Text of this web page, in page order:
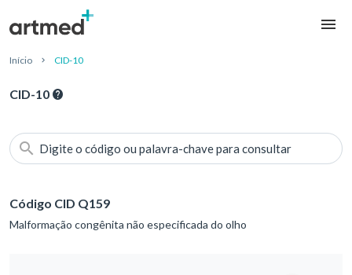
Início CID-10
CID-10
Digite o código ou palavra-chave para consultar
Código CID Q159
Malformação congênita não especificada do olho